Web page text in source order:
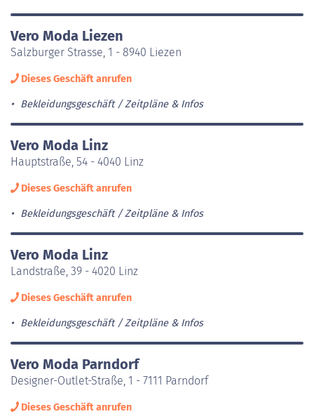
Vero Moda Liezen
Salzburger Strasse, 1 - 8940 Liezen
Dieses Geschäft anrufen
Bekleidungsgeschäft Zeitpläne & Infos
Vero Moda Linz
Hauptstraße, 54 - 4040 Linz
Dieses Geschäft anrufen
Bekleidungsgeschäft Zeitpläne & Infos
Vero Moda Linz
Landstraße, 39 - 4020 Linz
Dieses Geschäft anrufen
Bekleidungsgeschäft Zeitpläne & Infos
Vero Moda Parndorf
Designer-Outlet-Straße, 1 - 7111 Parndorf
Dieses Geschäft anrufen